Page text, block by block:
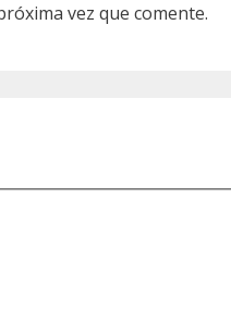
vez que comente.